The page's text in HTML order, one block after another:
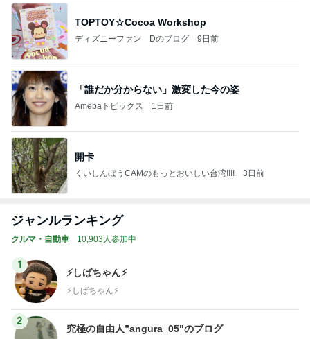
TOPTOY☆Cocoa Workshop
ディズニーファン Dのブログ 9日前
「誰だか分からない」激変した今の姿
Amebaトピックス 1日前
開卡
くいしんぼうCAMのもっとおいしい台湾!!!! 3日前
ジャンルランキング
クルマ・自動車 10,903人参加中
1
⚡️しばちゃん⚡
⚡️しばちゃん⚡️
2
究極の自由人”angura_05"のブログ